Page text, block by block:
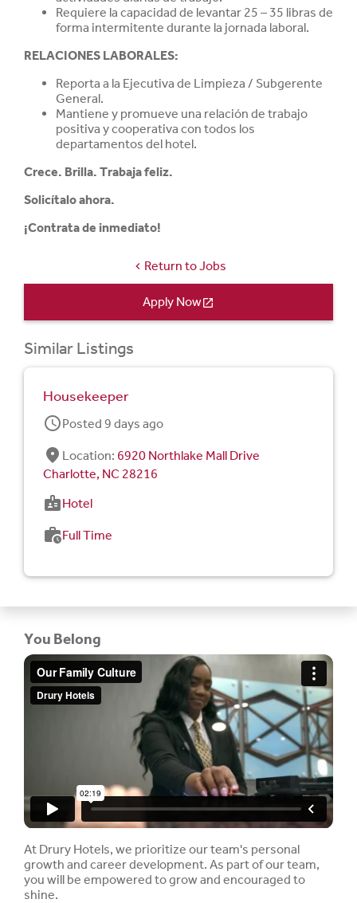
Requiere la capacidad de levantar 25 – 35 libras de
forma intermitente durante la jornada laboral.
RELACIONES LABORALES:
Reporta a la Ejecutiva de Limpieza / Subgerente
General.
Mantiene y promueve una relación de trabajo
positiva y cooperativa con todos los
departamentos del hotel.
Crece. Brilla. Trabaja feliz.
Solicítalo ahora.
¡Contrata de inmediato!
chevron_left Return to Jobs
Apply Nowopen_in_new
Similar Listings
Housekeeper
schedulePosted 9 days ago
fmd_good Location: 6920 Northlake Mall Drive
Charlotte, NC 28216
badgeHotel
work_historyFull Time
You Belong
At Drury Hotels, we prioritize our team's personal
growth and career development. As part of our team,
you will be empowered to grow and encouraged to
shine.